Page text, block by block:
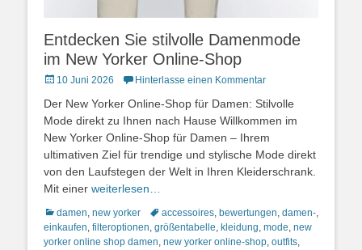
Entdecken Sie stilvolle Damenmode
im New Yorker Online-Shop
Posted
10 Juni 2026 Hinterlasse einen Kommentar
Der New Yorker Online-Shop für Damen: Stilvolle
Mode direkt zu Ihnen nach Hause Willkommen im
New Yorker Online-Shop für Damen – Ihrem
ultimativen Ziel für trendige und stylische Mode direkt
von den Laufstegen der Welt in Ihren Kleiderschrank.
Mit einer weiterlesen…
Kategorien
damen, new yorker Schlagworte
accessoires, bewertungen, damen-,
einkaufen, filteroptionen, größentabelle, kleidung, mode, new
yorker online shop damen, new yorker online-shop, outfits,